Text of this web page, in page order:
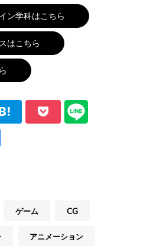
ン学科はこちら
はこちら
ゲーム CG
アニメーション